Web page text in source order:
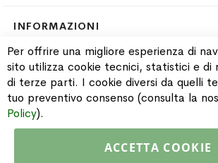
INFORMAZIONI
PAGAMENTI & SPEDIZIONI
CATALOGO
Per offrire una migliore esperienza di
sito utilizza cookie tecnici, statistici e di
di terze parti. I cookie diversi da quelli
tuo preventivo consenso (consulta la
Policy).
ACCETTA COOKIE